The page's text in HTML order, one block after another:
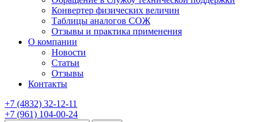
Конвертер физических величин
Таблицы аналогов СОЖ
Отзывы и практика применения
О компании
Новости
Статьи
Отзывы
Контакты
+7 (4832) 32-12-11
+7 (961) 104-00-24